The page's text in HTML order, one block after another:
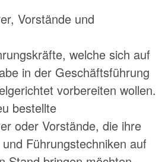
Vorstände und
welche sich auf
in der Geschäftsführung
vorbereiten wollen.
bestellte
oder Vorstände, die ihre
Führungstechniken auf